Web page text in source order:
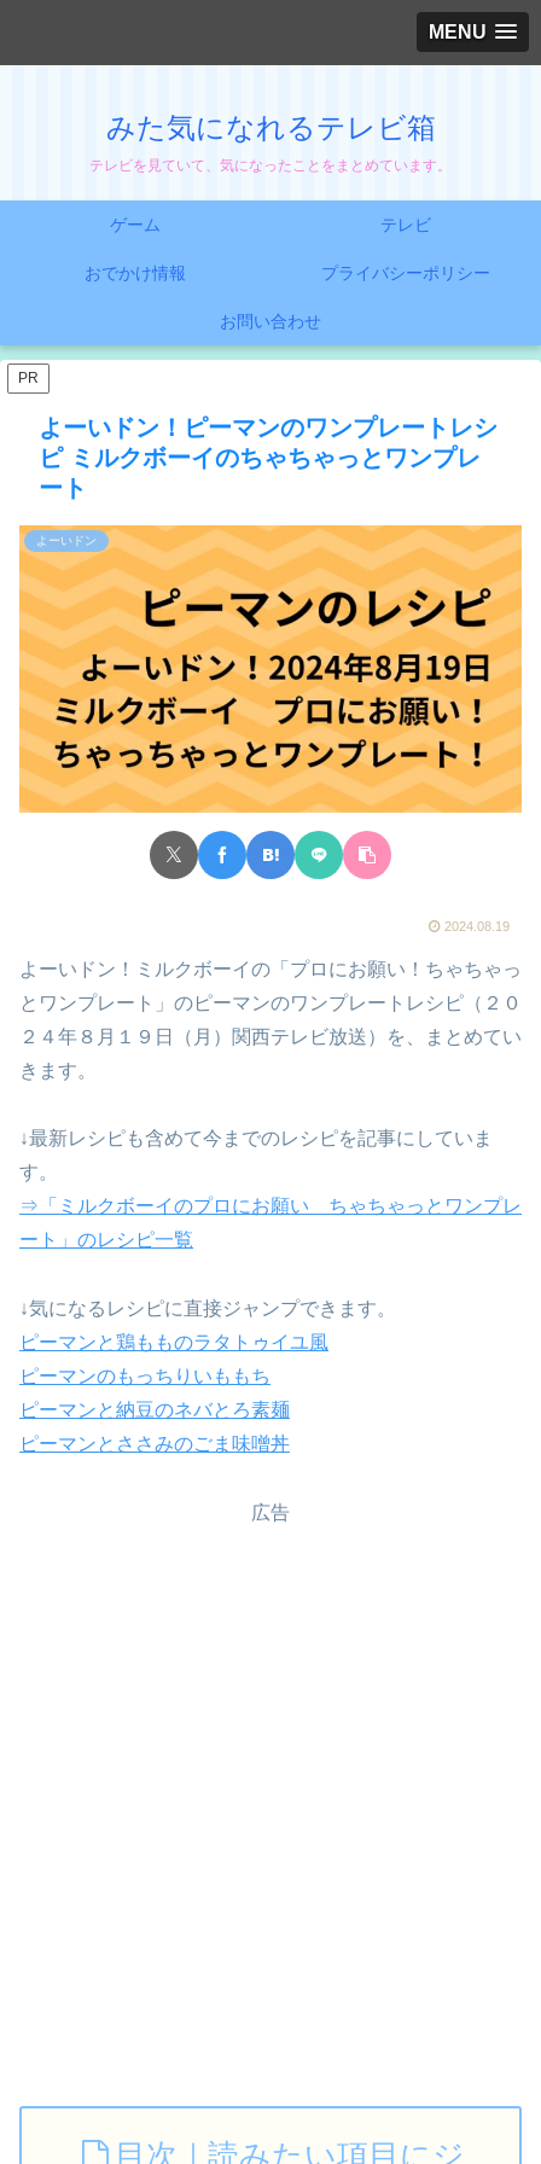
MENU
みた気になれるテレビ箱
テレビを見ていて、気になったことをまとめています。
ゲーム テレビ
おでかけ情報 プライバシーポリシー
お問い合わせ
PR
よーいドン！ピーマンのワンプレートレシ
ピ ミルクボーイのちゃちゃっとワンプレ
ート
よーいドン
2024.08.19
よーいドン！ミルクボーイの「プロにお願い！ちゃちゃっ
とワンプレート」のピーマンのワンプレートレシピ（２０
２４年８月１９日（月）関西テレビ放送）を、まとめてい
きます。
↓最新レシピも含めて今までのレシピを記事にしていま
す。
⇒「ミルクボーイのプロにお願い ちゃちゃっとワンプレ
ート」のレシピ一覧
↓気になるレシピに直接ジャンプできます。
ピーマンと鶏もものラタトゥイユ風
ピーマンのもっちりいももち
ピーマンと納豆のネバとろ素麺
ピーマンとささみのごま味噌丼
広告
目次｜読みたい項目にジ